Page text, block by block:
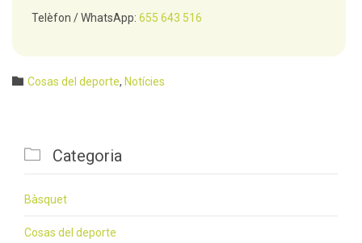
Telèfon / WhatsApp: 655 643 516
 Category
Cosas del deporte, Notícies
 Categoria
Bàsquet
Cosas del deporte